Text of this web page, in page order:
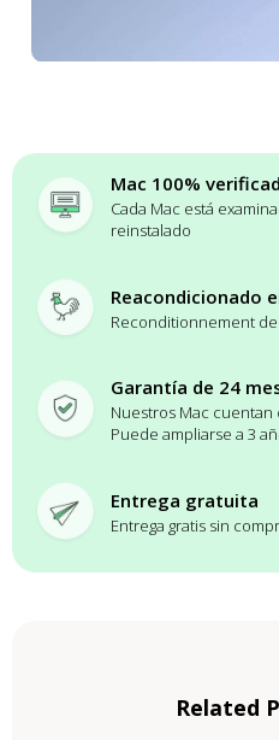
Mac 100%
Cada Mac está
reinstalado
Reacondicionado
Reconditionnement
Garantía de 24
Nuestros Mac cuentan
Puede ampliarse a 3
Entrega gratuita
Entrega gratis sin
Related